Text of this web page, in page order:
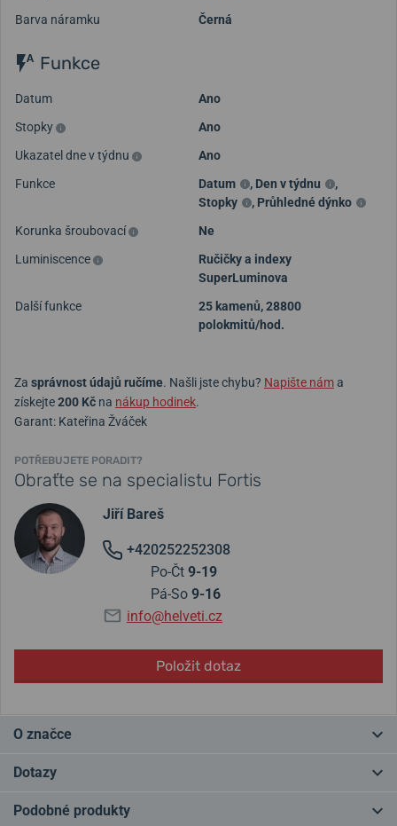
Barva náramku
Černá
Funkce
Datum
Ano
Stopky
Ano
Ukazatel dne v týdnu
Ano
Funkce
Datum , Den v týdnu
,
Stopky
, Průhledné dýnko
Korunka šroubovací
Ne
Luminiscence
Ručičky a indexy
SuperLuminova
Další funkce
25 kamenů, 28800
polokmitů/hod.
Za správnost údajů ručíme. Našli jste chybu? Napište náma
získejte200 Kč na nákup hodinek.
Garant: Kateřina Žváček
POTŘEBUJETE PORADIT?
Obraťte se na specialistu Fortis
Jiří Bareš
+420252252308
Po-Čt 9-19
Pá-So 9-16
info@helveti.cz
Položit dotaz
O značce
v latině znamená “silný”. Je totiž synonymem pro odolnost,
robustnost a
spolehlivost
skvěle slouží profesionálním pilotům, je možné je využívat pod
Dotazy
Podobné produkty